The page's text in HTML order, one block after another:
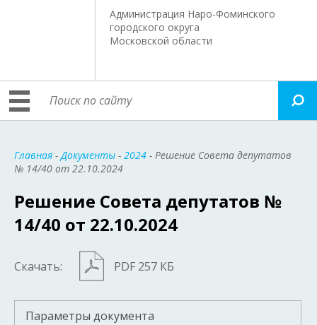
Администрация Наро-Фоминского
городского округа
Московской области
Главная -Документы - 2024 - Решение Совета депутатов
№ 14/40 от 22.10.2024
Решение Совета депутатов №
14/40 от 22.10.2024
Скачать: PDF 257 КБ
Параметры документа